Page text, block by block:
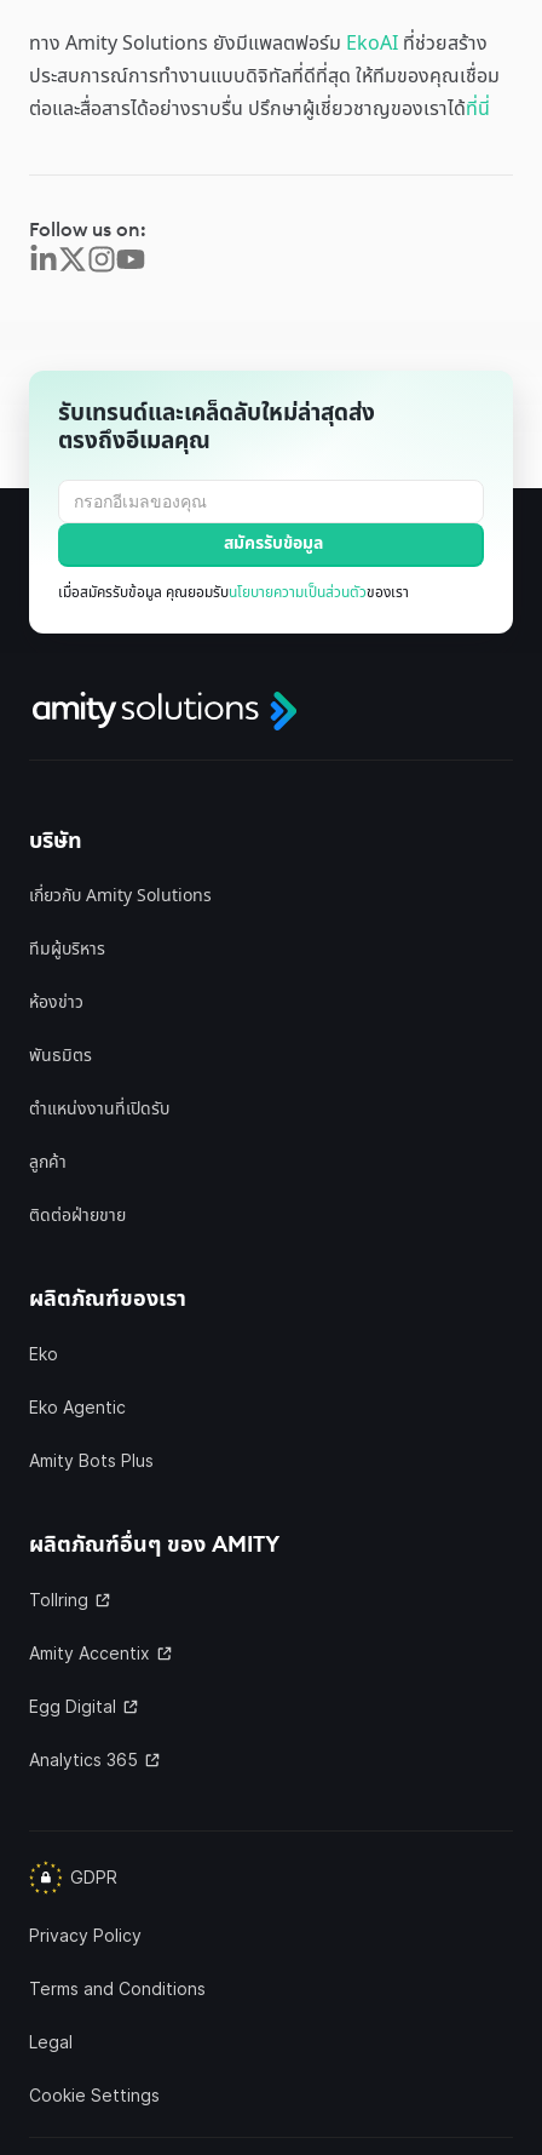
ทาง Amity Solutions ยังมีแพลตฟอร์ม EkoAI ที่ช่วยสร้าง
ประสบการณ์การทำงานแบบดิจิทัลที่ดีที่สุด ให้ทีมของคุณเชื่อม
ต่อและสื่อสารได้อย่างราบรื่น ปรึกษาผู้เชี่ยวชาญของเราได้ที่นี่
Follow us on:
รับเทรนด์และเคล็ดลับใหม่ล่าสุดส่ง
ตรงถึงอีเมลคุณ
เมื่อสมัครรับข้อมูล คุณยอมรับนโยบายความเป็นส่วนตัวของเรา
บริษัท
เกี่ยวกับ Amity Solutions
ทีมผู้บริหาร
ห้องข่าว
พันธมิตร
ตำแหน่งงานที่เปิดรับ
ลูกค้า
ติดต่อฝ่ายขาย
ผลิตภัณฑ์ของเรา
Eko
Eko Agentic
Amity Bots Plus
ผลิตภัณฑ์อื่นๆ ของ AMITY
Tollring
Amity Accentix
Egg Digital
Analytics 365
GDPR
Privacy Policy
Terms and Conditions
Legal
Cookie Settings